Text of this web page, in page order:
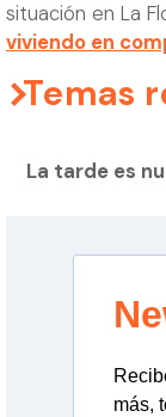
situación en La
viviendo en
Temas
La tarde es
más,